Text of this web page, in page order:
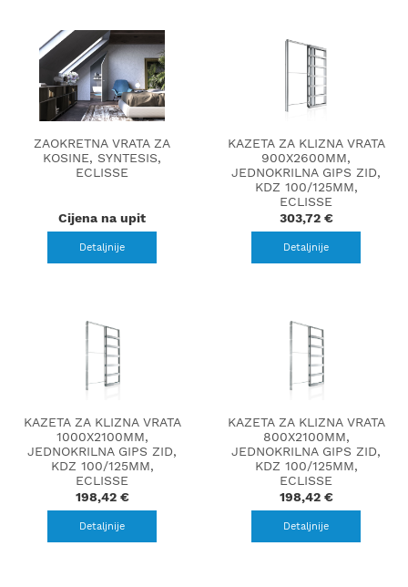
ZAOKRETNA VRATA ZA
KOSINE, SYNTESIS,
ECLISSE
Cijena na upit
Detaljnije
KAZETA ZA KLIZNA VRATA
900X2600MM,
JEDNOKRILNA GIPS ZID,
KDZ 100/125MM,
ECLISSE
303,72 €
Detaljnije
KAZETA ZA KLIZNA VRATA
1000X2100MM,
JEDNOKRILNA GIPS ZID,
KDZ 100/125MM,
ECLISSE
198,42 €
Detaljnije
KAZETA ZA KLIZNA VRATA
800X2100MM,
JEDNOKRILNA GIPS ZID,
KDZ 100/125MM,
ECLISSE
198,42 €
Detaljnije